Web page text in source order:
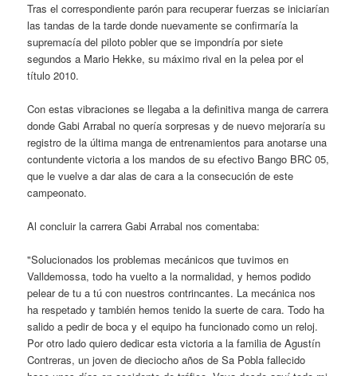
Tras el correspondiente parón para recuperar fuerzas se iniciarían
las tandas de la tarde donde nuevamente se confirmaría la
supremacía del piloto pobler que se impondría por siete
segundos a Mario Hekke, su máximo rival en la pelea por el
título 2010.
Con estas vibraciones se llegaba a la definitiva manga de carrera
donde Gabi Arrabal no quería sorpresas y de nuevo mejoraría su
registro de la última manga de entrenamientos para anotarse una
contundente victoria a los mandos de su efectivo Bango BRC 05,
que le vuelve a dar alas de cara a la consecución de este
campeonato.
Al concluir la carrera Gabi Arrabal nos comentaba:
"Solucionados los problemas mecánicos que tuvimos en
Valldemossa, todo ha vuelto a la normalidad, y hemos podido
pelear de tu a tú con nuestros contrincantes. La mecánica nos
ha respetado y también hemos tenido la suerte de cara. Todo ha
salido a pedir de boca y el equipo ha funcionado como un reloj.
Por otro lado quiero dedicar esta victoria a la familia de Agustín
Contreras, un joven de dieciocho años de Sa Pobla fallecido